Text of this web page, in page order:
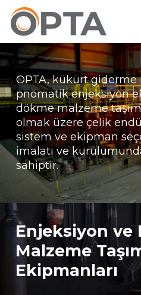
Ana
içeriğe
atla
OPTA, kükürt giderme
pnömatik enjeksiyon
dökme malzeme
olmak üzere çelik
sistem ve ekipman
imalatı ve
sahiptir.
Enjeksiyon ve
Malzeme
Ekipmanları